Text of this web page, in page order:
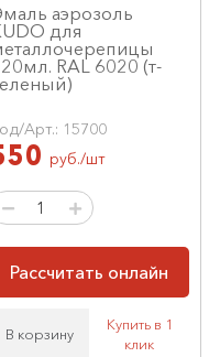
аэрозоль
для
RAL 6020 (т-
Арт.: 15700
руб./шт
Рассчитать онлайн
В корзину
Купить в 1
клик